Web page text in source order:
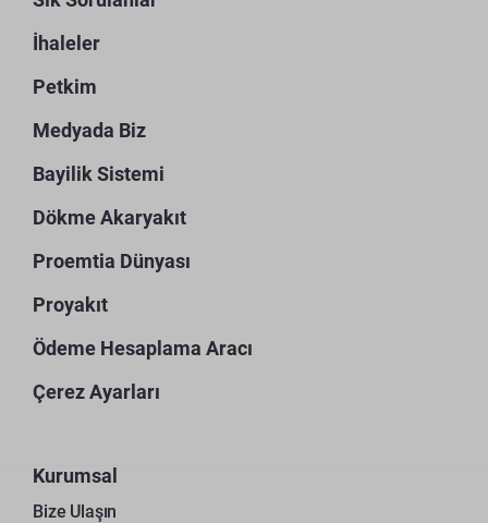
İhaleler
Petkim
Medyada Biz
Bayilik Sistemi
Dökme Akaryakıt
Proemtia Dünyası
Proyakıt
Ödeme Hesaplama Aracı
Çerez Ayarları
Kurumsal
Bize Ulaşın